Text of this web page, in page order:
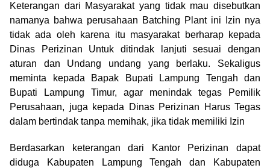
Keterangan dari Masyarakat yang tidak mau disebutkan
namanya bahwa perusahaan Batching Plant ini Izin nya
tidak ada oleh karena itu masyarakat berharap kepada
Dinas Perizinan Untuk ditindak lanjuti sesuai dengan
aturan dan Undang undang yang berlaku. Sekaligus
meminta kepada Bapak Bupati Lampung Tengah dan
Bupati Lampung Timur, agar menindak tegas Pemilik
Perusahaan, juga kepada Dinas Perizinan Harus Tegas
dalam bertindak tanpa memihak, jika tidak memiliki Izin
Berdasarkan keterangan dari Kantor Perizinan dapat
diduga Kabupaten Lampung Tengah dan Kabupaten